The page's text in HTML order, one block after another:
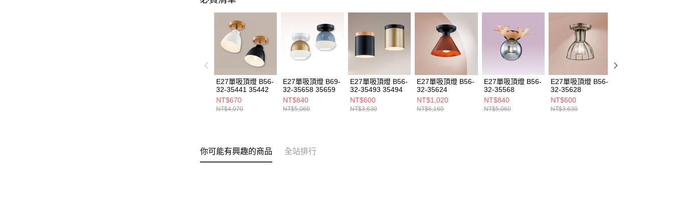
E27單吸頂燈 B56-
32-35441 35442
NT$670
NT$4,070
E27單吸頂燈 B69-
32-35658 35659
NT$840
NT$5,060
E27單吸頂燈 B56-
32-35493 35494
NT$600
NT$3,630
E27單吸頂燈 B56-
32-35624
NT$1,020
NT$6,160
E27單吸頂燈 B56-
32-35568
NT$840
NT$5,060
E27單吸頂燈 B56-
32-35628
NT$600
NT$3,630
你可能有興趣的商品 全站排行